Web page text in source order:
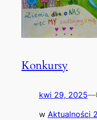
Konkursy
kwi 29, 2025—
w Aktualności